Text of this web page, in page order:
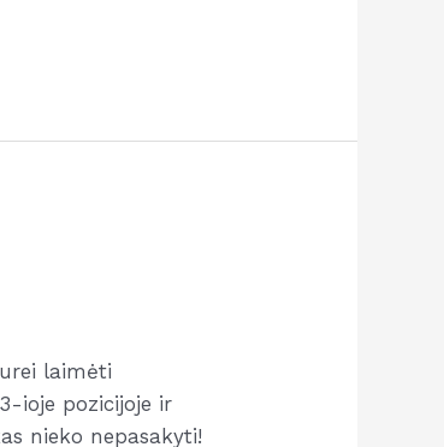
laimėti
ioje pozicijoje ir
nieko nepasakyti!